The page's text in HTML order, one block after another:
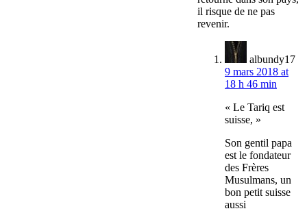
il risque de ne pas
revenir.
albundy17
9 mars 2018 at
18 h 46 min
« Le Tariq est
suisse, »
Son gentil papa
est le fondateur
des Frères
Musulmans, un
bon petit suisse
aussi